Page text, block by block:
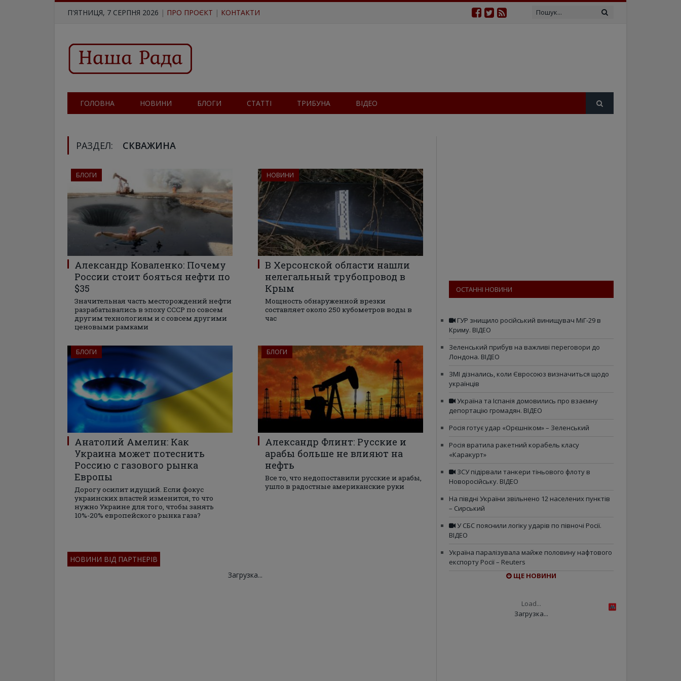
П'ЯТНИЦЯ, 7 СЕРПНЯ 2026 | ПРО ПРОЄКТ | КОНТАКТИ
ГОЛОВНА НОВИНИ БЛОГИ СТАТТІ ТРИБУНА ВІДЕО
РАЗДЕЛ: СКВАЖИНА
БЛОГИ
Александр Коваленко: Почему
России стоит бояться нефти по
$35
Значительная часть месторождений нефти
разрабатывались в эпоху СССР по совсем
другим технологиям и с совсем другими
ценовыми рамками
НОВИНИ
В Херсонской области нашли
нелегальный трубопровод в
Крым
Мощность обнаруженной врезки
составляет около 250 кубометров воды в
час
БЛОГИ
Анатолий Амелин: Как
Украина может потеснить
Россию с газового рынка
Европы
Дорогу осилит идущий. Если фокус
украинских властей изменится, то что
нужно Украине для того, чтобы занять
10%-20% европейского рынка газа?
БЛОГИ
Александр Флинт: Русские и
арабы больше не влияют на
нефть
Все то, что недопоставили русские и арабы,
ушло в радостные американские руки
НОВИНИ ВІД ПАРТНЕРІВ
Загрузка...
ОСТАННІ НОВИНИ
ГУР знищило російський винищувач МіГ-29 в
Криму. ВІДЕО
Зеленський прибув на важливі переговори до
Лондона. ВІДЕО
ЗМІ дізнались, коли Євросоюз визначиться щодо
українців
Україна та Іспанія домовились про взаємну
депортацію громадян. ВІДЕО
Росія готує удар «Орєшніком» – Зеленський
Росія вратила ракетний корабель класу
«Каракурт»
ЗСУ підірвали танкери тіньового флоту в
Новоросійську. ВІДЕО
На півдні України звільнено 12 населених пунктів
– Сирський
У СБС пояснили логіку ударів по півночі Росії.
ВІДЕО
Україна паралізувала майже половину нафтового
експорту Росії – Reuters
ЩЕ НОВИНИ
Load...
Загрузка...